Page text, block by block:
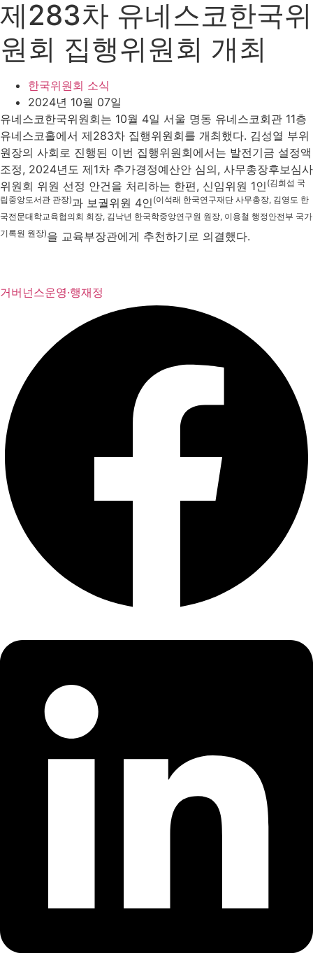
제283차 유네스코한국위
원회 집행위원회 개최
한국위원회 소식
2024년 10월 07일
유네스코한국위원회는 10월 4일 서울 명동 유네스코회관 11층
유네스코홀에서 제283차 집행위원회를 개최했다. 김성열 부위
원장의 사회로 진행된 이번 집행위원회에서는 발전기금 설정액
조정, 2024년도 제1차 추가경정예산안 심의, 사무총장후보심사
위원회 위원 선정 안건을 처리하는 한편, 신임위원 1인 (김희섭 국
립중앙도서관 관장)과 보궐위원 4인 (이석래 한국연구재단 사무총장, 김영도 한
국전문대학교육협의회 회장, 김낙년 한국학중앙연구원 원장, 이용철 행정안전부 국가
기록원 원장)을 교육부장관에게 추천하기로 의결했다.
거버넌스운영·행재정